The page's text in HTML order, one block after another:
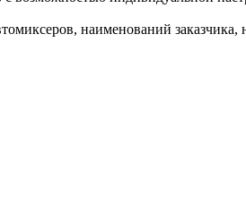
наименований